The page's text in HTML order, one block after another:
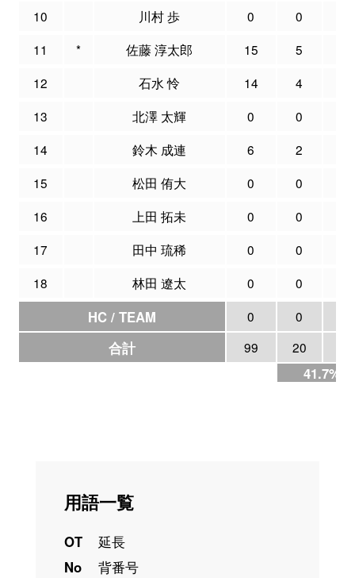
10 川村 歩 0 0
11
* 佐藤 淳太郎 15 5
12
石水 怜 14 4
13
北澤 太輝 0 0
14
鈴木 成連 6 2
15
松田 侑大 0 0
16
上田 拓未 0 0
17
田中 琉稀 0 0
18
林田 遼太 0 0
HC / TEAM 0 0
合計 99 20
41.7%
用語一覧
OT
延長
No
背番号